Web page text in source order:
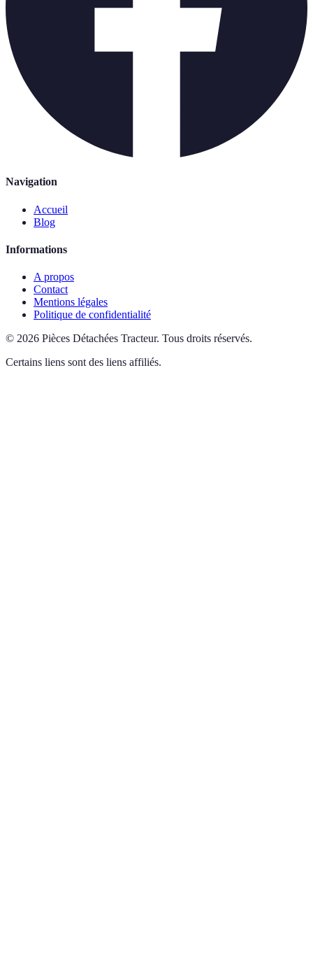
Navigation
Accueil
Blog
Informations
A propos
Contact
Mentions légales
Politique de confidentialité
© 2026 Pièces Détachées Tracteur. Tous droits réservés.
Certains liens sont des liens affiliés.